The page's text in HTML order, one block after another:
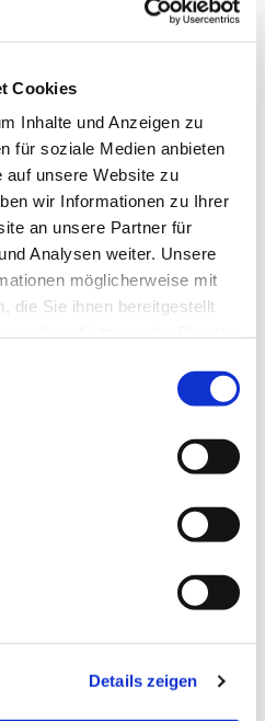
Cookies
Inhalte und Anzeigen zu
für soziale Medien anbieten
auf unsere Website zu
wir Informationen zu Ihrer
an unsere Partner für
Analysen weiter. Unsere
möglicherweise mit
die Sie ihnen bereitgestellt
Details zeigen
der abschließenden Open
Anwesenden geteilt
das Jugendkloster der
zufrieden mit einem